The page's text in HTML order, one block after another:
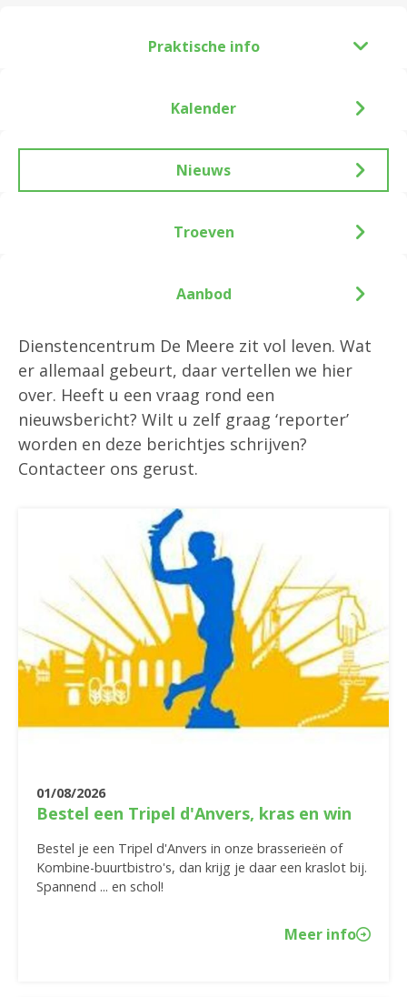
Praktische info
Kalender
Nieuws
Dienstencentrum De Meere zit vol leven. Wat
er allemaal gebeurt, daar vertellen we hier
over. Heeft u een vraag rond een
nieuwsbericht? Wilt u zelf graag ‘reporter’
worden en deze berichtjes schrijven?
Contacteer ons gerust.
01/08/2026
Bestel een Tripel d'Anvers, kras en win
Bestel je een Tripel d'Anvers in onze brasserieën of
Kombine-buurtbistro's, dan krijg je daar een kraslot bij.
Spannend ... en schol!
Meer info
Troeven
Aanbod